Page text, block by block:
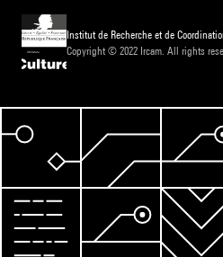
Institut de Recherche et de
Copyright © 2022 Ircam. All rights